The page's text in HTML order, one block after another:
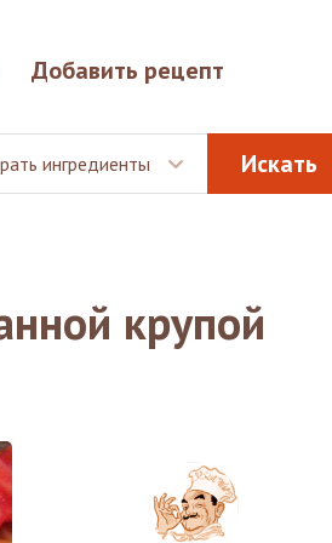
Добавить рецепт
ингредиенты
крупой